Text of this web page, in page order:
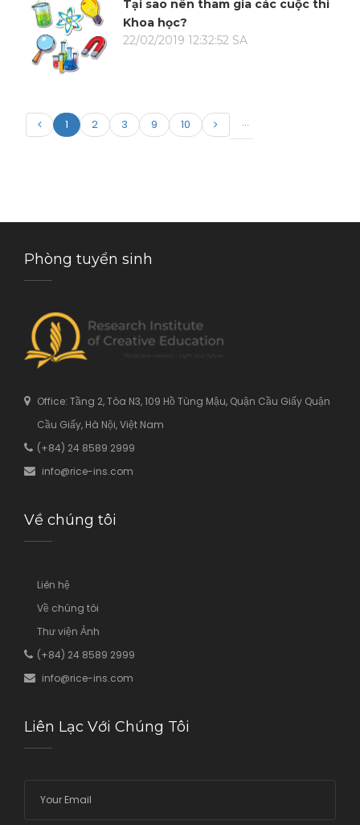
Tại sao nên tham gia các cuộc thi
Khoa học?
22/02/2019 12:32:52 SA
1 2 3 ...
9 10
Phòng tuyển sinh
Office: Tầng 2, Tòa N3, 109 Hồ Tùng Mậu, Quận Cầu Giấy Quận
Cầu Giấy, Hà Nội, Việt Nam
(+84) 24 8589 2999
info@rice-ins.com
Về chúng tôi
Liên hệ
Về chúng tôi
Thư viện Ảnh
(+84) 24 8589 2999
info@rice-ins.com
Liên Lạc Với Chúng Tôi